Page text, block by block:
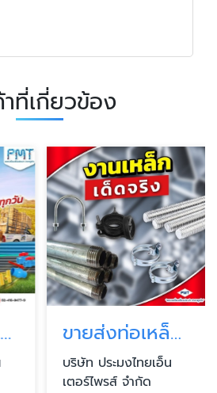
ที่เกี่ยวข้อง
PPR, PE, HDPE) ขายส่งท่อเหล็กประปา กรุงเทพ
บริษัท ประมงไทยเอ็น
เตอร์ไพรส์ จำกัด